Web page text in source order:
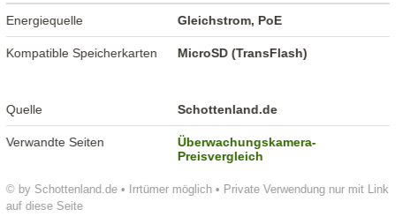
© by Schottenland.de • Irrtümer möglich • Private Verwendung nur mit Link
auf diese Seite
Energiequelle Gleichstrom, PoE
Kompatible Speicherkarten MicroSD (TransFlash)
Quelle Schottenland.de
Verwandte Seiten
Überwachungskamera-
Preisvergleich